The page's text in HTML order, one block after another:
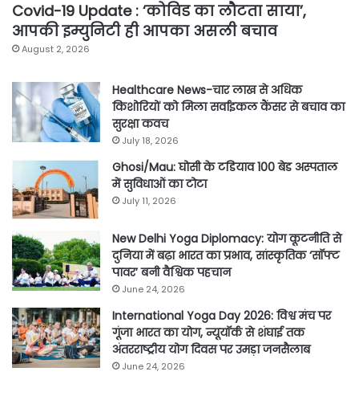
Covid-19 Update : ‘कोविड का लौटता साया’,
आपकी इम्युनिटी ही आपका असली बचाव
August 2, 2026
Healthcare News-चार लाख से अधिक
किशोरियों को मिला सर्वाइकल कैंसर से बचाव का
सुरक्षा कवच
July 18, 2026
Ghosi/Mau: घोसी के टडियाव 100 बेड अस्पताल
में सुविधाओं का टोटा
July 11, 2026
New Delhi Yoga Diplomacy: योग कूटनीति से
दुनिया में बढ़ा भारत का प्रभाव, सांस्कृतिक ‘सॉफ्ट
पावर’ बनी वैश्विक पहचान
June 24, 2026
International Yoga Day 2026: विश्व मंच पर
गूंजा भारत का योग, न्यूयॉर्क से शंघाई तक
अंतरराष्ट्रीय योग दिवस पर उमड़ा जनसैलाब
June 24, 2026